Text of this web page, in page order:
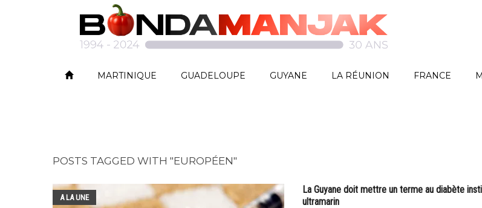
MARTINIQUE GUADELOUPE GUYANE LA RÉUNION FRANCE
POSTS TAGGED WITH "EUROPÉEN"
A LA UNE
La Guyane doit mettre un terme au diabète
ultramarin